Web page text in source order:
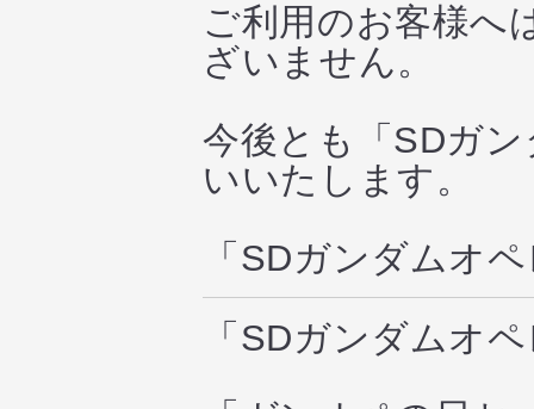
ご利用のお客様へ
ざいません。
今後とも「SDガ
いいたします。
「SDガンダムオ
「SDガンダムオ